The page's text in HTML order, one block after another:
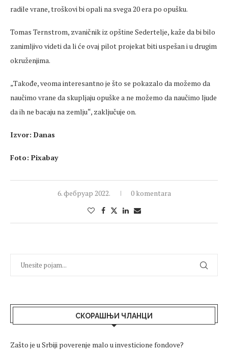
radile vrane, troškovi bi opali na svega 20 era po opušku.
Tomas Ternstrom, zvaničnik iz opštine Sedertelje, kaže da bi bilo
zanimljivo videti da li će ovaj pilot projekat biti uspešan i u drugim
okruženjima.
„Takođe, veoma interesantno je što se pokazalo da možemo da
naučimo vrane da skupljaju opuške a ne možemo da naučimo ljude
da ih ne bacaju na zemlju“, zaključuje on.
Izvor: Danas
Foto: Pixabay
6. фебруар 2022. 0 komentara
СКОРАШЊИ ЧЛАНЦИ
Zašto je u Srbiji poverenje malo u investicione fondove?